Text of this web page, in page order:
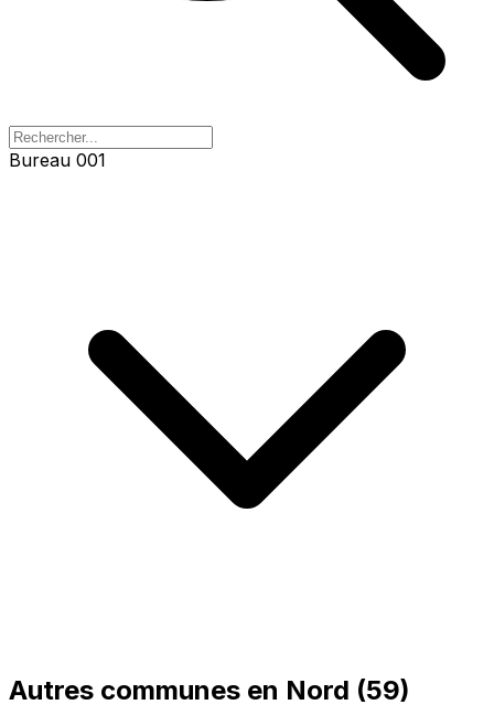
Bureau 001
Autres communes en Nord (59)